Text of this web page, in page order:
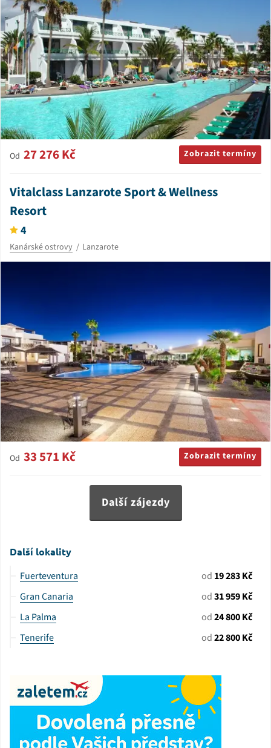
Od 27 276 Kč Zobrazit termíny
Vitalclass Lanzarote Sport & Wellness
Resort
4
Kanárské ostrovy Lanzarote
Od 33 571 Kč Zobrazit termíny
Další zájezdy
Další lokality
Fuerteventura od 19 283 Kč
Gran Canaria
od31 959 Kč
La Palma
od24 800 Kč
Tenerife
od22 800 Kč